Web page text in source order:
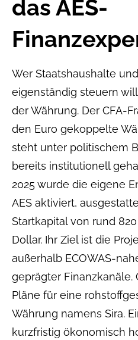
das AES-
Wer Staatshaushalte
eigenständig steuern
der Währung. Der CFA-
den Euro gekoppelte
steht unter politischem
bereits institutionell
2025 wurde die eigene
AES aktiviert,
Startkapital von rund
Dollar. Ihr Ziel ist die
außerhalb ECOWAS-
geprägter Finanzkanäle.
Pläne für eine
Währung namens Sira.
kurzfristig ökonomisch